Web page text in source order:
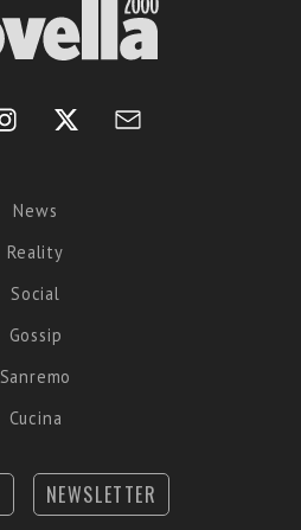
News
Reality
Social
Gossip
Sanremo
Cucina
NEWSLETTER